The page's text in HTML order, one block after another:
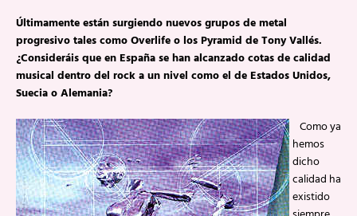
Últimamente están surgiendo nuevos grupos de metal
progresivo tales como Overlife o los Pyramid de Tony Vallés.
¿Consideráis que en España se han alcanzado cotas de calidad
musical dentro del rock a un nivel como el de Estados Unidos,
Suecia o Alemania?
Como ya
hemos
dicho
calidad ha
existido